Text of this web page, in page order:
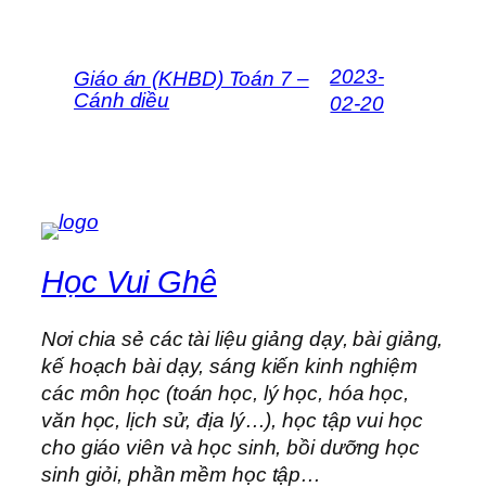
Giáo án (KHBD) Toán 7 –
Cánh diều
2023-
02-20
Học Vui Ghê
Nơi chia sẻ các tài liệu giảng dạy, bài giảng,
kế hoạch bài dạy, sáng kiến kinh nghiệm
các môn học (toán học, lý học, hóa học,
văn học, lịch sử, địa lý…), học tập vui học
cho giáo viên và học sinh, bồi dưỡng học
sinh giỏi, phần mềm học tập…